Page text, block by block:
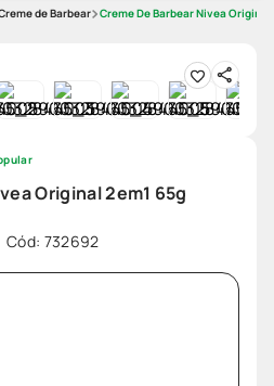
de Barbear Creme De Barbear Nivea Original
Original 2em1 65g
Cód: 732692